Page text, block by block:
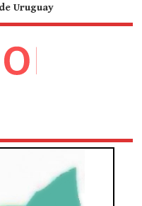
Uruguay